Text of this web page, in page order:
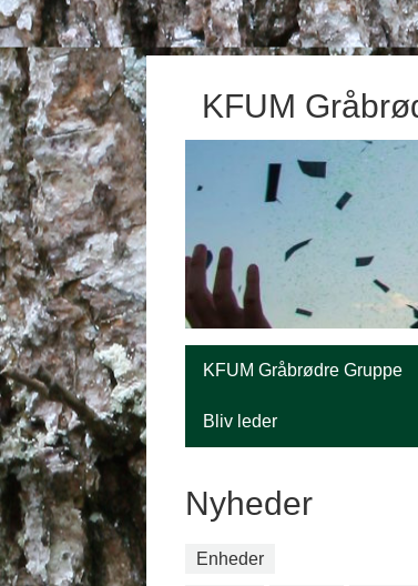
KFUM
KFUM Gråbrødre Gruppe
Bliv leder
Nyheder
Enheder